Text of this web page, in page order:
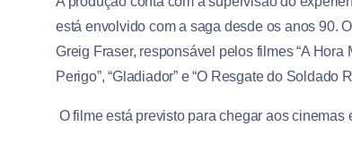
está envolvido com a saga desde os anos 90. O
Greig Fraser, responsável pelos filmes “A Hora
Perigo”, “Gladiador” e “O Resgate do Soldado
O filme está previsto para chegar aos cinemas